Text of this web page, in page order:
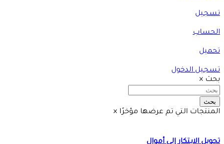
تسجيل
الحساب
تحميل
تسجيل الدخول
بحث ×
بحث
المنتجات التي تم عرضها مؤخرًا ×
تحويل الابتكار إلى أموال